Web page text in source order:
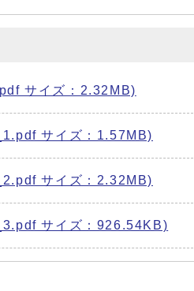
サイズ：2.32MB)
サイズ：1.57MB)
サイズ：2.32MB)
サイズ：926.54KB)